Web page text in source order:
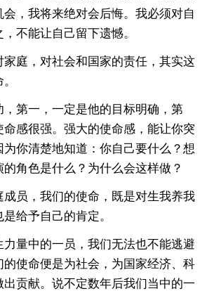
，我将来绝对会后悔。我必须对自
不能让自己留下遗憾。
庭，对社会和国家的责任，其实这
第一，一定是他的目标明确，第
感很强。强大的使命感，能让你突
你清楚地知道：你自己要什么？想
角色是什么？为什么会这样做？
员，我们的使命，既是对生我养我
给予自己的肯定。
量中的一员，我们无法也不能逃避
的使命便是为社会，为国家经济、科
贡献。说不定数年后我们当中的一